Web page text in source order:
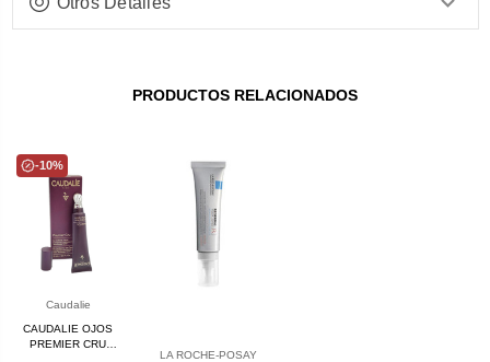
PRODUCTOS RELACIONADOS
-10%
Caudalie
CAUDALIE OJOS
PREMIER CRU
LA ROCHE-POSAY